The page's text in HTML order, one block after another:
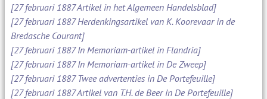
[27 februari 1887 Artikel in het Algemeen Handelsblad]
[27 februari 1887 Herdenkingsartikel van K. Koorevaar in de
Bredasche Courant]
[27 februari 1887 In Memoriam-artikel in Flandria]
[27 februari 1887 In Memoriam-artikel in De Zweep]
[27 februari 1887 Twee advertenties in De Portefeuille]
[27 februari 1887 Artikel van T.H. de Beer in De Portefeuille]